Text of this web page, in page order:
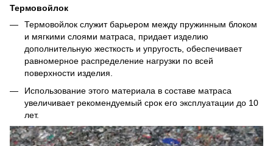
Термовойлок
Термовойлок служит барьером между пружинным блоком
и мягкими слоями матраса, придает изделию
дополнительную жесткость и упругость, обеспечивает
равномерное распределение нагрузки по всей
поверхности изделия.
Использование этого материала в составе матраса
увеличивает рекомендуемый срок его эксплуатации до 10
лет.